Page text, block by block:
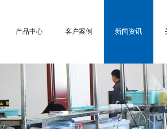
产品中心 客户案例 新闻资讯